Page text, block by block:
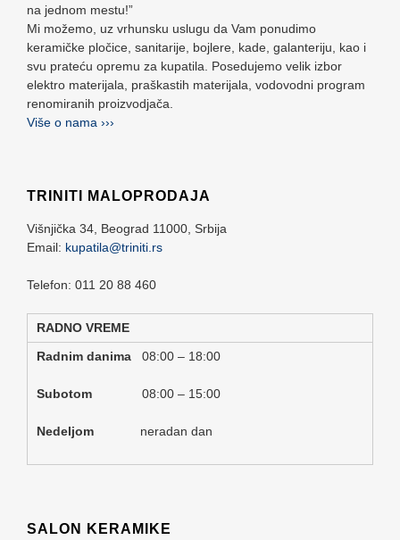
na jednom mestu!”
Mi možemo, uz vrhunsku uslugu da Vam ponudimo
keramičke pločice, sanitarije, bojlere, kade, galanteriju, kao i
svu prateću opremu za kupatila. Posedujemo velik izbor
elektro materijala, praškastih materijala, vodovodni program
renomiranih proizvodjača.
Više o nama ›››
TRINITI MALOPRODAJA
Višnjička 34, Beograd 11000, Srbija
Email: kupatila@triniti.rs
Telefon: 011 20 88 460
RADNO VREME
Radnim danima 08:00 – 18:00
Subotom 08:00 – 15:00
Nedeljom neradan dan
SALON KERAMIKE